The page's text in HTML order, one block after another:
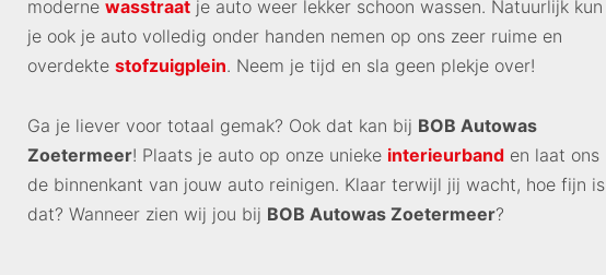
moderne wasstraat je auto weer lekker schoon wassen. Natuurlijk kun
je ook je auto volledig onder handen nemen op ons zeer ruime en
overdekte stofzuigplein. Neem je tijd en sla geen plekje over!
Ga je liever voor totaal gemak? Ook dat kan bij BOB Autowas
Zoetermeer! Plaats je auto op onze unieke interieurband en laat ons
de binnenkant van jouw auto reinigen. Klaar terwijl jij wacht, hoe fijn is
dat? Wanneer zien wij jou bij BOB Autowas Zoetermeer?